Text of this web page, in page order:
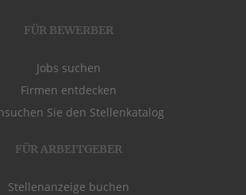
FÜR BEWERBER
Jobs suchen
Firmen entdecken
Sie den Stellenkatalog
FÜR ARBEITGEBER
Stellenanzeige buchen